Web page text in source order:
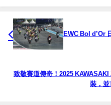
EWC Bol d’Or
致敬賽道傳奇！2025 KAWASAKI
裝，並